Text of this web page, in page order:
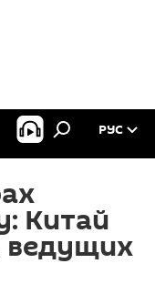
РУС
Китай
ведущих